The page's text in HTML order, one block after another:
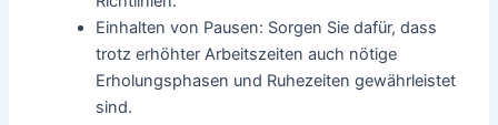
Einhalten von Pausen: Sorgen Sie dafür, dass
trotz erhöhter Arbeitszeiten auch nötige
Erholungsphasen und Ruhezeiten gewährleistet
sind.